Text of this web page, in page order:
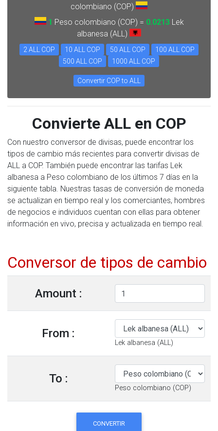
colombiano (COP)
1 Peso colombiano (COP) = 0.0213 Lek
albanesa (ALL)
2 ALL COP 10 ALL COP 50 ALL COP
100 ALL COP
500 ALL COP
1000 ALL COP
Convertir COP to ALL
Convierte ALL en COP
Con nuestro conversor de divisas, puede encontrar los
tipos de cambio más recientes para convertir divisas de
ALL a COP. También puede encontrar las tarifas Lek
albanesa a Peso colombiano de los últimos 7 días en la
siguiente tabla. Nuestras tasas de conversión de moneda
se actualizan en tiempo real y los comerciantes, hombres
de negocios e individuos cuentan con ellas para obtener
información en vivo, precisa y actualizada en tiempo real.
Conversor de tipos de cambio
Amount :
From :
Lek albanesa (ALL)
To :
Peso colombiano (COP)
CONVERTIR